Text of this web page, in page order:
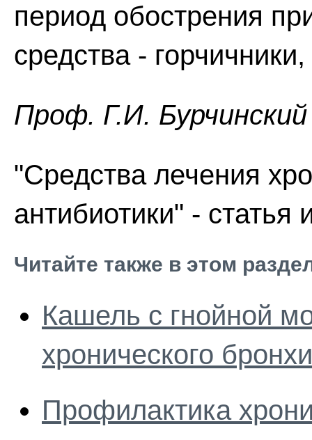
период обострения
средства -
Проф. Г.И. Бурчинский
"Средства лечения
антибиотики" - статья
Читайте также в этом
Кашель с гнойной
хронического
Профилактика